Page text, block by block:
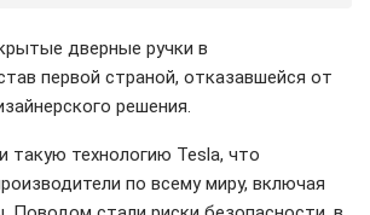
дверные ручки в
первой страной, отказавшейся от
решения.
такую технологию Tesla, что
по всему миру, включая